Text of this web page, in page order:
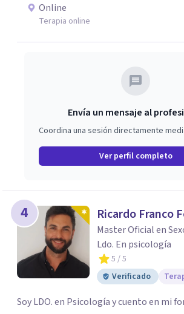
respetuoso, humano y orientado a
Online
Terapia online
Envía un mensaje al
Coordina una sesión directamente
Ver perfil completo
4 Ricardo Franco
Master Oficial en
Ldo. En psicología
5 / 5
Verificado
Soy LDO. en Psicología y cuento en mi